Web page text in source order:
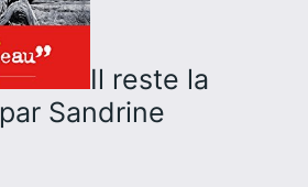
Il reste la
par Sandrine